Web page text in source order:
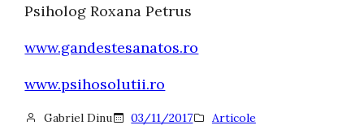
Psiholog Roxana Petrus
www.gandestesanatos.ro
www.psihosolutii.ro
Gabriel Dinu 03/11/2017 Articole